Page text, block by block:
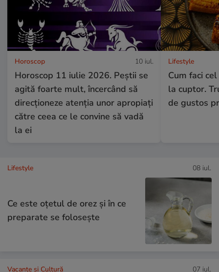
Horoscop 10 iul.
Horoscop 11 iulie 2026. Peștii se
agită foarte mult, încercând să
direcționeze atenția unor apropiați
către ceea ce le convine să vadă
la ei
Lifestyle
Cum faci
la cuptor.
de gustos
Lifestyle 08 iul.
Ce este oțetul de orez și în ce
preparate se folosește
Vacanțe și Cultură 07 iul.